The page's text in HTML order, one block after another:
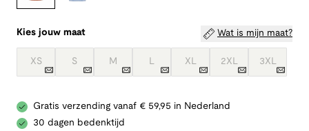
Kies jouw maat Wat is mijn maat?
XS S M L XL 2XL 3XL
Gratis verzending vanaf € 59,95 in Nederland
30 dagen bedenktijd